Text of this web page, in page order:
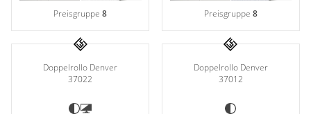
Preisgruppe8 Preisgruppe 8
Doppelrollo Denver
37022
Doppelrollo Denver
37012